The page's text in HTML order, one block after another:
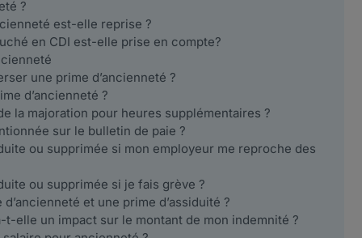
?
est-elle reprise ?
en CDI est-elle prise en compte?
une prime d’ancienneté ?
d’ancienneté ?
la majoration pour heures supplémentaires ?
sur le bulletin de paie ?
ou supprimée si mon employeur me reproche des
ou supprimée si je fais grève ?
et une prime d’assiduité ?
elle un impact sur le montant de mon indemnité ?